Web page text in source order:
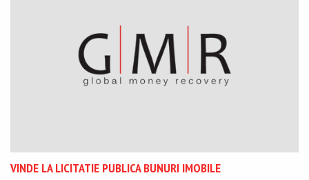
VINDE LA LICITATIE PUBLICA BUNURI IMOBILE